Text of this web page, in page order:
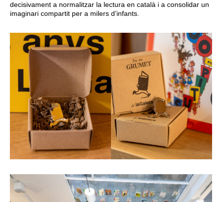
decisivament a normalitzar la lectura en català i a consolidar un
imaginari compartit per a milers d’infants.